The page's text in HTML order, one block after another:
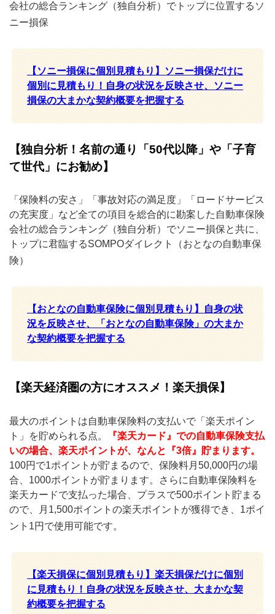
会社の総合ランキング（独自分析）でトップに位置するソ
ニー損保
【ソニー損保に個別見積もり】ソニー損保だけに
個別に見積もり！自身の状況を反映させ、ソニー
損保の大まかな契約概要を把握する
【独自分析！名前の通り「50代以降」や「子育
て世代」にお勧め】
「保険料の安さ」「事故対応の満足度」「ロードサービス
の充実度」など全ての項目を総合的に勘案した自動車保険
会社の総合ランキング（独自分析）でソニー損保と共に、
トップに君臨するSOMPOダイレクト（おとなの自動車保
険）
【おとなの自動車保険に個別見積もり】自身の状
況を反映させ、「おとなの自動車保険」の大まか
な契約概要を把握する
【楽天経済圏の方にオススメ！楽天損保】
最大のポイントは自動車保険料の支払いで「楽天ポイン
ト」を貯められる点。
『楽天カード』での自動車保険支払
いの場合、楽天ポイントが、なんと『3倍』貯まります。
100円で1ポイントが貯まるので、保険料月50,000円の場
合、1000ポイントが貯まります。さらに自動車保険料を
楽天カードで支払った場合、プラスで500ポイント貯まる
ので、月1,500ポイントの楽天ポイントが獲得でき、1ポイ
ント1円で使用可能です。
【楽天損保に個別見積もり】楽天損保だけに個別
に見積もり！自身の状況を反映させ、大まかな契
約概要を把握する